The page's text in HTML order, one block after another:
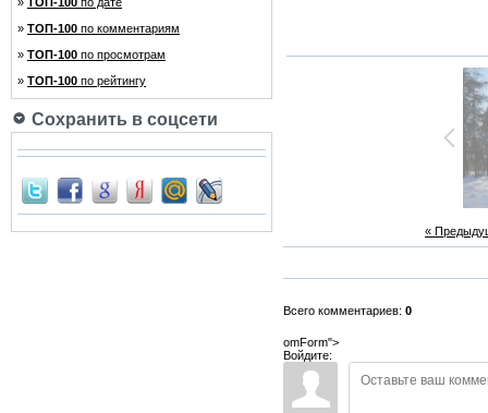
» ТОП-100 по комментариям
» ТОП-100 по просмотрам
» ТОП-100 по рейтингу
Сохранить в соцсети
«
Всего комментариев: 0
omForm">
Войдите: